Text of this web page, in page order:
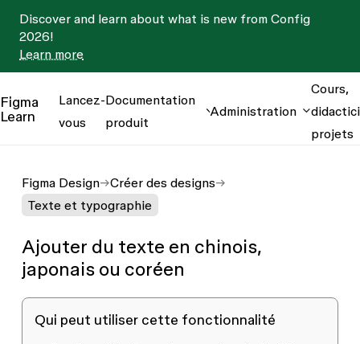
Discover and learn about what is new from Config
2026!
Learn more
Figma
Learn
Lancez-
vous
Documentation
produit
Administration
Cours,
projets
Figma Design
Créer des designs
Texte et typographie
Ajouter du texte en chinois,
japonais ou coréen
Qui peut utiliser cette fonctionnalité